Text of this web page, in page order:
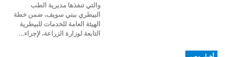
والتي تنفذها مديرية الطب
البيطري ببني سويف، ضمن خطة
الهيئة العامة للخدمات للبيطرية
التابعة لوزارة الزراعة، لإجراء…